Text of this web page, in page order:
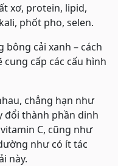
xơ, protein, lipid,
phốt pho, selen.
bông cải xanh – cách
cấp các cấu hình
chẳng hạn như
đổi thành phần dinh
C, cũng như
như có ít tác
này.